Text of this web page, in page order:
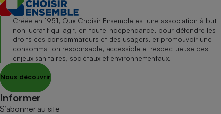
Créée en 1951, Que Choisir Ensemble est une association à but
non lucratif qui agit, en toute indépendance, pour défendre les
droits des consommateurs et des usagers, et promouvoir une
consommation responsable, accessible et respectueuse des
enjeux sanitaires, sociétaux et environnementaux.
Nous découvrir
Informer
S’abonner au site